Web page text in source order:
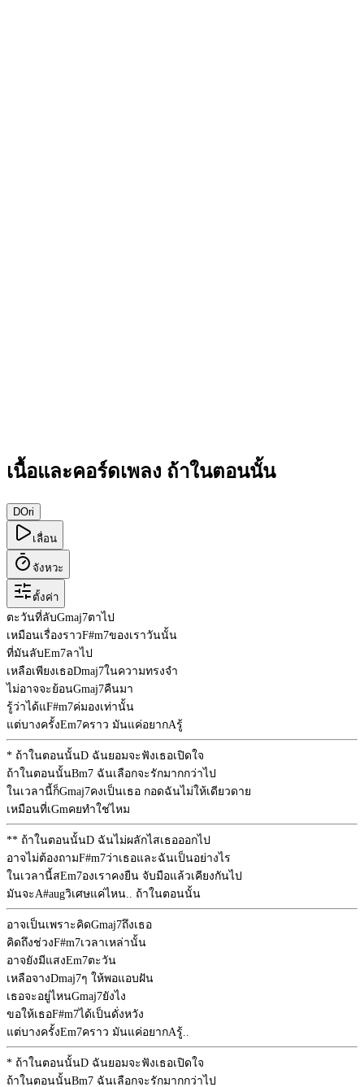
เนื้อและคอร์ดเพลง ถ้าในตอนนั้น
DOri
เลื่อน
จังหวะ
ตั้งค่า
ตะวันที่ลับGmaj7ตาไป
เหมือนเรื่องราวF#m7ของเราวันนั้น
ที่มันลับEm7ลาไป
เหลือเพียงเธอDmaj7ในความทรงจำ
ไม่อาจจะย้อนGmaj7คืนมา
รู้ว่าได้แF#m7ค่มองเท่านั้น
แต่บางครั้งEm7คราว มันแค่อยากAรู้
* ถ้าในตอนนั้นD ฉันยอมจะฟังเธอเปิดใจ
ถ้าในตอนนั้นBm7 ฉันเลือกจะรักมากกว่าไป
ในเวลานี้ก็Gmaj7คงเป็นเธอ กอดฉันไม่ให้เดียวดาย
เหมือนที่เGmคยทำใช่ไหม
** ถ้าในตอนนั้นD ฉันไม่ผลักไสเธอออกไป
อาจไม่ต้องถามF#m7ว่าเธอและฉันเป็นอย่างไร
ในเวลานี้สEm7องเราคงยืน จับมือแล้วเคียงกันไป
มันจะA#augวิเศษแค่ไหน.. ถ้าในตอนนั้น
อาจเป็นเพราะคิดGmaj7ถึงเธอ
คิดถึงช่วงF#m7เวลาเหล่านั้น
อาจยังมีแสงEm7ตะวัน
เหลือจางDmaj7ๆ ให้พอแอบฝัน
เธอจะอยู่ไหนGmaj7ยังไง
ขอให้เธอF#m7ได้เป็นดั่งหวัง
แต่บางครั้งEm7คราว มันแค่อยากAรู้..
* ถ้าในตอนนั้นD ฉันยอมจะฟังเธอเปิดใจ
ถ้าในตอนนั้นBm7 ฉันเลือกจะรักมากกว่าไป